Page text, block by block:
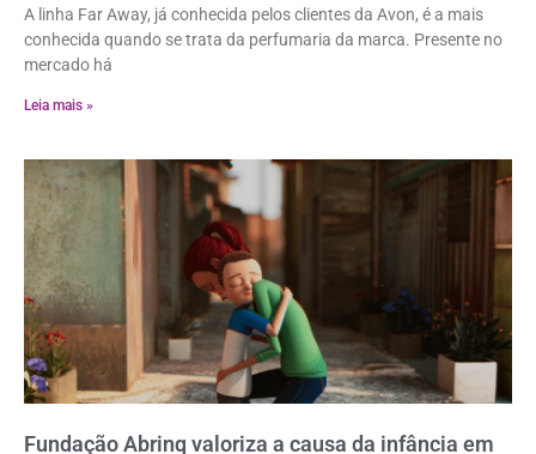
A linha Far Away, já conhecida pelos clientes da Avon, é a mais
conhecida quando se trata da perfumaria da marca. Presente no
mercado há
Leia mais »
Fundação Abrinq valoriza a causa da infância em